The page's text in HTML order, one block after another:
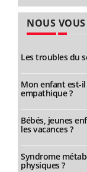
NOUS
Les troubles du
Mon enfant est-
empathique ?
Bébés, jeunes
les vacances ?
Syndrome
physiques ?